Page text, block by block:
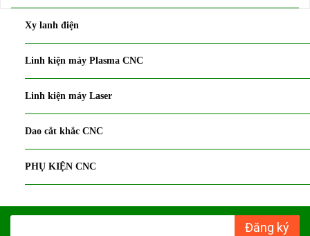
Xy lanh điện
Linh kiện máy Plasma CNC
Linh kiện máy Laser
Dao cắt khắc CNC
PHỤ KIỆN CNC
Đăng ký